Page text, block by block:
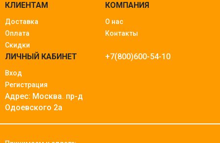
КЛИЕНТАМ
Доставка
Оплата
Скидки
КОМПАНИЯ
О нас
Контакты
ЛИЧНЫЙ КАБИНЕТ
Вход
Регистрация
+7(800)600-54-10
Адрес: Москва. пр-д
Одоевского 2а